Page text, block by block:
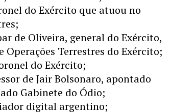
do Exército que atuou no
de Oliveira, general do Exército,
Terrestres do Exército;
do Exército;
de Jair Bolsonaro, apontado
Gabinete do Ódio;
digital argentino;